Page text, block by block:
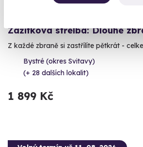
Zážitková střelba: Dlouhé
Z každé zbraně si zastřílíte pětkrát -
Bystré (okres Svitavy)
(+ 28 dalších lokalit)
1 899 Kč